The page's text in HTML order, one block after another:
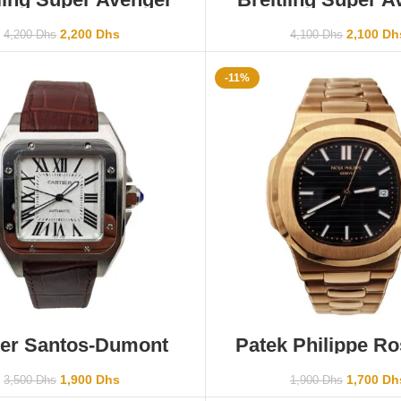
Military
4,200Dhs 2,200 Dhs
RED Rubber
4,100Dhs 2,100
AJOUTER AU PANIER
Santos-Dumont
3,500Dhs 1,900 Dhs
-11%
AJOUTER AU PANIER
Patek Philippe
Black Dial
1,900Dhs 1,700